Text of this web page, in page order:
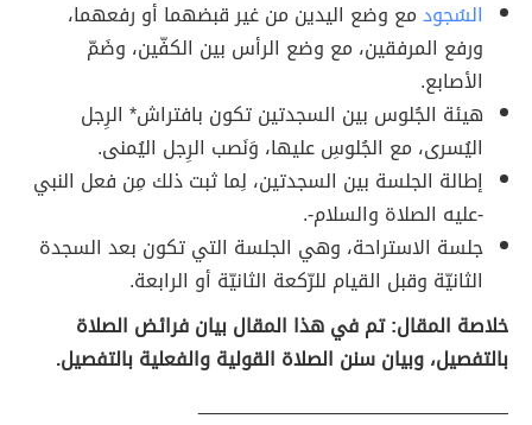
السُجودمع وضع اليدين من غير قبضهما أو رفعهما،
ورفع المرفقين، مع وضع الرأس بين الكفّين، وضَمّ
الأصابع.
هيئة الجُلوس بين السجدتين تكون بافتراش* الرِجل
اليُسرى، مع الجُلوسِ عليها، وَنَصب الرِجل اليُمنى.
إطالة الجلسة بين السجدتين، لِما ثبت ذلك مِن فعل النبي
-عليه الصلاة والسلام-.
جلسة الاستراحة، وهي الجلسة التي تكون بعد السجدة
الثانيّة وقبل القيام للرّكعة الثانيّة أو الرابعة.
خلاصة المقال: تم في هذا المقال بيان فرائض الصلاة
بالتفصيل، وبيان سنن الصلاة القولية والفعلية بالتفصيل.
_____________________________